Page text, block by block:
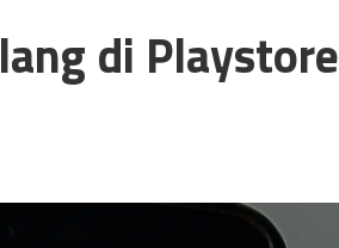
di Playstore